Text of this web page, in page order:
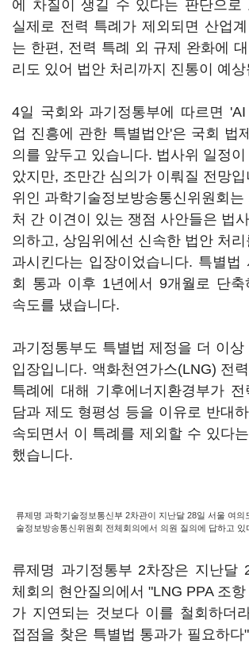
에 차질이 생길 수 있다는 판단으로
실제로 전력 특례가 제외되면 산업
는 한편, 전력 특례 외 규제 완화에
리도 있어 법안 처리까지 진통이 예상
4일 국회와 과기정통부에 따르면
업 진흥에 관한 특별법안'은 국회 법
의를 앞두고 있습니다. 법사위 일정
았지만, 조만간 심의가 이뤄질 전망
위인 과학기술정보방송통신위원회는
처 간 이견이 있는 쟁점 사안들은 법
의하고, 상임위에선 신속한 법안 처
과시킨다는 입장이었습니다. 특별법
회 통과 이후 1년에서 9개월로 단축
속도를 냈습니다.
과기정통부도 특별법 제정을 더 이
입장입니다. 액화천연가스(LNG) 전
특례에 대해 기후에너지환경부가
담과 제도 형평성 등을 이유로 반대
속되면서 이 특례를 제외할 수 있다
했습니다.
류제명 과학기술정보통신부 2차관이 지난달 28일 서울 여의
술정보방송통신위원회 전체회의에서 의원 질의에 답하고 있
류제명 과기정통부 2차장은 지난달
체회의 현안질의에서 "LNG PPA 조
가 지연되는 것보다 이를 철회하더
접점을 찾은 특별법 통과가 필요하다